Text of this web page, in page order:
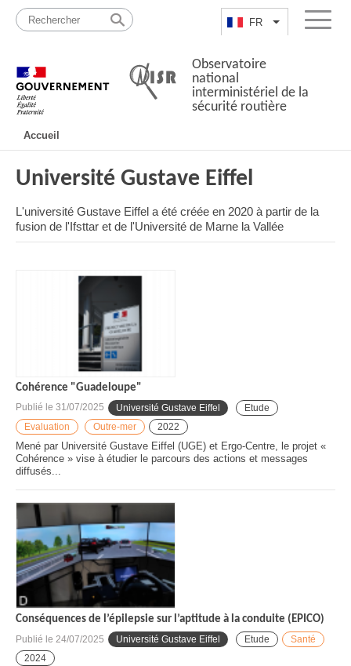
Passer
contenu
FR Lister lesMenu
Observatoire
national
interministériel de la
sécurité routière
principale
Accueil
Université Gustave Eiffel
L'université Gustave Eiffel a été créée en 2020 à partir de la
fusion de l'Ifsttar et de l'Université de Marne la Vallée
Cohérence "Guadeloupe"
Publié le 31/07/2025 Université Gustave Eiffel
Etude
Evaluation
Outre-mer 2022
Mené par Université Gustave Eiffel (UGE) et Ergo-Centre, le projet «
Cohérence » vise à étudier le parcours des actions et messages
diffusés...
Conséquences de l’épilepsie sur l’aptitude à la conduite (EPICO)
Publié le 24/07/2025 Université Gustave Eiffel Etude
Santé
2024